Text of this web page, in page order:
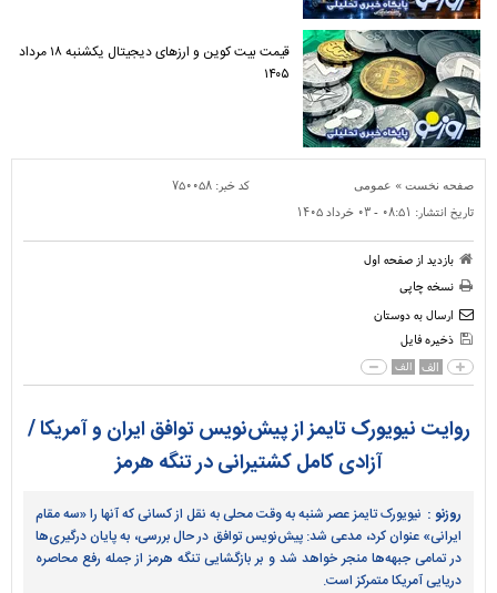
قیمت بیت کوین و ارز‌های دیجیتال یکشنبه ۱۸ مرداد
۱۴۰۵
صفحه نخست » عمومی کد خبر: ۷۵۰۰۵۸
تاریخ انتشار: ۰۸:۵۱ - ۰۳ خرداد ۱۴۰۵
بازدید از صفحه اول
نسخه چاپی
ارسال به دوستان
ذخیره فایل
الف الف
روایت نیویورک تایمز از پیش‌نویس توافق ایران و آمریکا /
آزادی کامل کشتیرانی در تنگه هرمز
روزنو : نیویورک تایمز عصر شنبه به وقت محلی به نقل از کسانی که آنها را «سه مقام
ایرانی» عنوان کرد، مدعی شد: پیش‌نویس توافق در حال بررسی، به پایان درگیری‌ها
در تمامی جبهه‌ها منجر خواهد شد و بر بازگشایی تنگه هرمز از جمله رفع محاصره
دریایی آمریکا متمرکز است.